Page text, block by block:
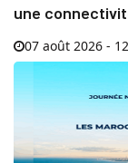
une
07 août 2026 -